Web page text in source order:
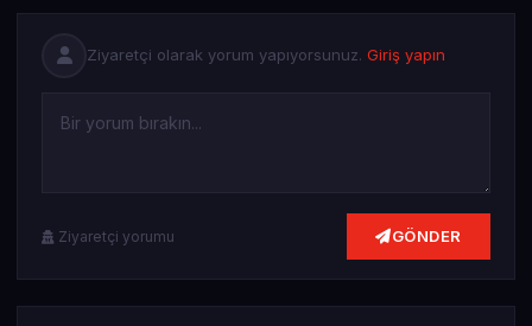
Ziyaretçi olarak yorum yapıyorsunuz. Giriş yapın
Ziyaretçi yorumu GÖNDER